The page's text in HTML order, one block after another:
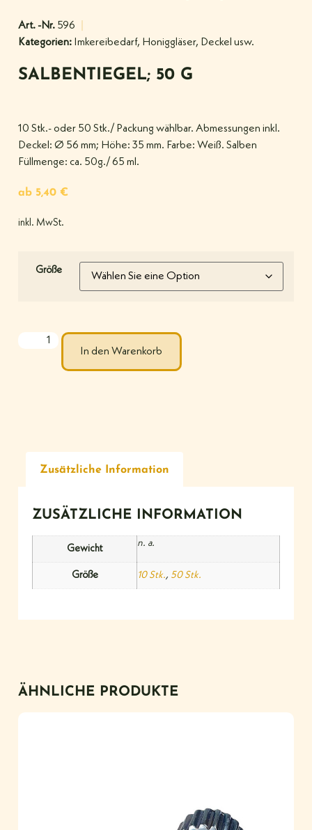
Art. -Nr. 596
Kategorien: Imkereibedarf, Honiggläser, Deckel usw.
SALBENTIEGEL; 50 G
10 Stk.- oder 50 Stk./ Packung wählbar. Abmessungen inkl.
Deckel: Ø 56 mm; Höhe: 35 mm. Farbe: Weiß. Salben
Füllmenge: ca. 50g./ 65 ml.
ab 5,40 €
inkl. MwSt.
Größe
In den Warenkorb
Zusätzliche Information
ZUSÄTZLICHE INFORMATION
Gewicht
n. a.
Größe 10 Stk., 50 Stk.
ÄHNLICHE PRODUKTE